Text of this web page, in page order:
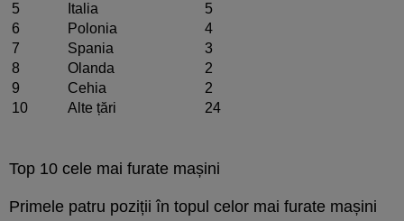
5
Italia
5
6
Polonia
4
7
Spania
3
8
Olanda
2
9
Cehia
2
10
Alte țări 24
Top 10 cele mai furate mașini
Primele patru poziții în topul celor mai furate mașini